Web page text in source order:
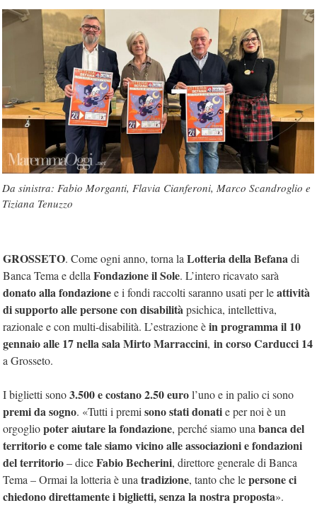
Da sinistra: Fabio Morganti, Flavia Cianferoni, Marco Scandroglio e
Tiziana Tenuzzo
GROSSETO. Come ogni anno, torna la Lotteria della Befanadi
Banca Tema e della Fondazione il Sole. L’intero ricavato sarà
donato alla fondazionee i fondi raccolti saranno usati per leattività
di supporto alle personecon disabilitàpsichica, intellettiva,
razionale e con multi-disabilità. L’estrazione èin programma il 10
gennaio alle 17nella sala Mirto Marraccini, in corso Carducci 14
a Grosseto.
I biglietti sono3.500 e costano 2.50 eurol’uno e in palio ci sono
premi da sogno. «Tutti i premi sono stati donatie per noi è un
orgogliopoter aiutare la fondazione, perché siamo una banca del
territorio e come tale siamo vicino alle associazioni e fondazioni
del territorio– diceFabio Becherini, direttore generale di Banca
Tema – Ormai la lotteria è una tradizione, tanto che lepersone ci
chiedono direttamente i biglietti, senza la nostra proposta».